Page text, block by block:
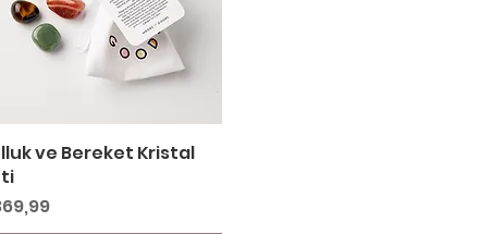
Hızlı Bakış
ve Bereket Kristal